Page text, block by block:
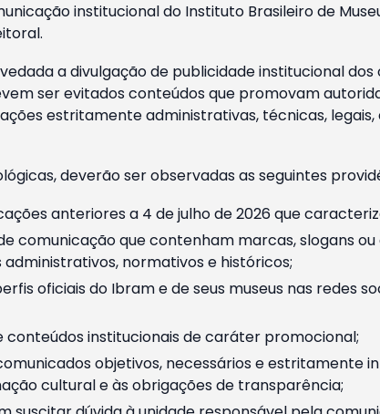
institucional do Instituto Brasileiro de
a divulgação de publicidade institucional
ser evitados conteúdos que promovam
estritamente administrativas, técnicas,
deverão ser observadas as seguintes
anteriores a 4 de julho de 2026 que
comunicação que contenham marcas, slogans
normativos e históricos;
oficiais do Ibram e de seus museus nas redes
conteúdos institucionais de caráter promocional;
objetivos, necessários e estritamente
cultural e às obrigações de transparência;